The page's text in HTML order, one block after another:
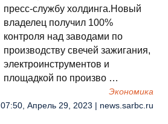
пресс-службу холдинга.Новый
владелец получил 100%
контроля над заводами по
производству свечей зажигания,
электроинструментов и
площадкой по произво …
Экономика
07:50, Апрель 29, 2023 | news.sarbc.ru